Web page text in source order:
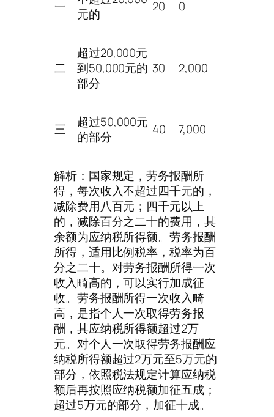
一
元的
20 0
二
超过20,000元
到50,000元的
部分
30 2,000
三
超过50,000元
的部分
40 7,000
解析：国家规定，劳务报酬所
得，每次收入不超过四千元的，
减除费用八百元；四千元以上
的，减除百分之二十的费用，其
余额为应纳税所得额。劳务报酬
所得，适用比例税率，税率为百
分之二十。对劳务报酬所得一次
收入畸高的，可以实行加成征
收。劳务报酬所得一次收入畸
高，是指个人一次取得劳务报
酬，其应纳税所得额超过2万
元。对个人一次取得劳务报酬应
纳税所得额超过2万元至5万元的
部分，依照税法规定计算应纳税
额后再按照应纳税额加征五成；
超过5万元的部分，加征十成。